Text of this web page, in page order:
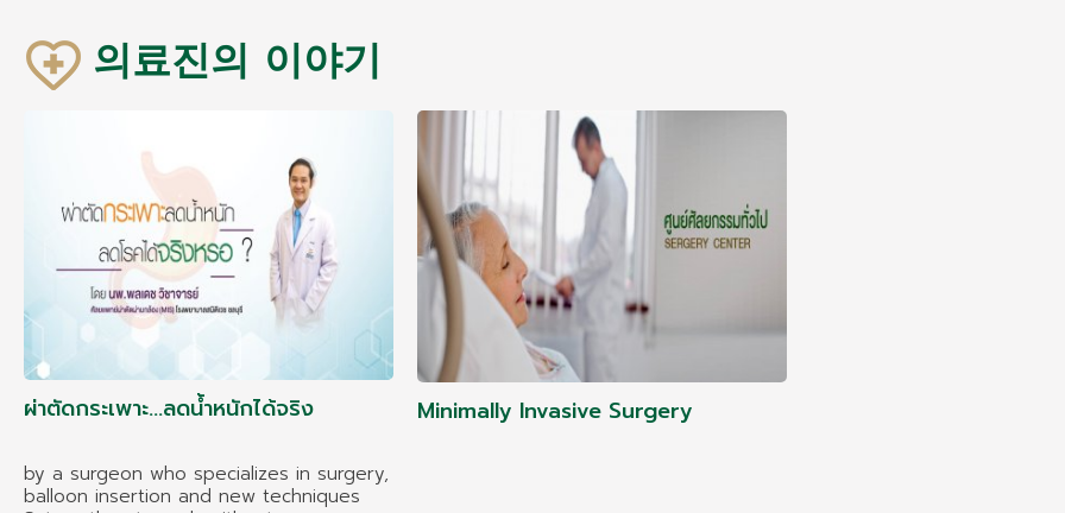
의료진의 이야기
ผ่าตัดกระเพาะ...ลดน้ำหนักได้จริง
by a surgeon who specializes in surgery,
balloon insertion and new techniques
Minimally Invasive Surgery